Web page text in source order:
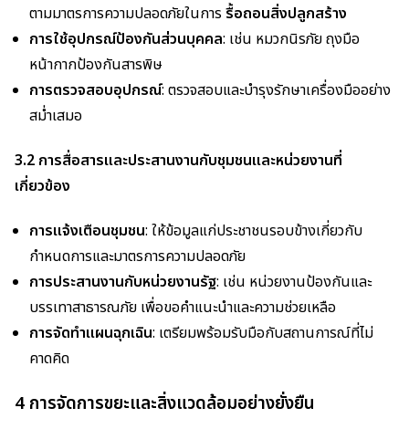
ตามมาตรการความปลอดภัยในการ รื้อถอนสิ่งปลูกสร้าง
การใช้อุปกรณ์ป้องกันส่วนบุคคล: เช่น หมวกนิรภัย ถุงมือ
หน้ากากป้องกันสารพิษ
การตรวจสอบอุปกรณ์: ตรวจสอบและบำรุงรักษาเครื่องมืออย่าง
สม่ำเสมอ
3.2 การสื่อสารและประสานงานกับชุมชนและหน่วยงานที่
เกี่ยวข้อง
การแจ้งเตือนชุมชน: ให้ข้อมูลแก่ประชาชนรอบข้างเกี่ยวกับ
กำหนดการและมาตรการความปลอดภัย
การประสานงานกับหน่วยงานรัฐ: เช่น หน่วยงานป้องกันและ
บรรเทาสาธารณภัย เพื่อขอคำแนะนำและความช่วยเหลือ
การจัดทำแผนฉุกเฉิน: เตรียมพร้อมรับมือกับสถานการณ์ที่ไม่
คาดคิด
4 การจัดการขยะและสิ่งแวดล้อมอย่างยั่งยืน